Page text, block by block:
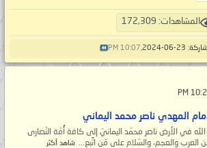
المشاهدات: 172,309
23-06-2024,
10:07 PM
المهدي ناصر محمد اليماني
في الأرض ناصر محمّد اليمانيّ إلى كافة أُمّة النّصارى
العرب والعجم، والسّلام على مَن اتَّبع... شاهد أكثر